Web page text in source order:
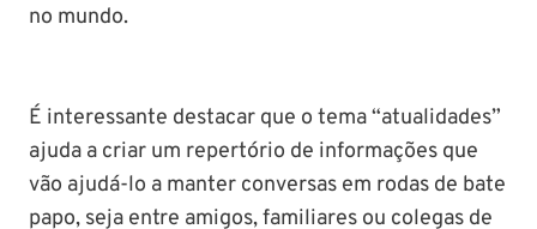
no mundo.
PM SE tem
2024
edital para
Soldado!
É interessante destacar que o tema “atualidades”
ajuda a criar um repertório de informações que
vão ajudá-lo a manter conversas em rodas de bate
papo, seja entre amigos, familiares ou colegas de